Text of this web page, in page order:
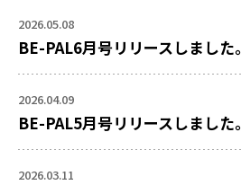
2026.05.08
BE-PAL6月号リリースしました。
2026.04.09
BE-PAL5月号リリースしました。
2026.03.11